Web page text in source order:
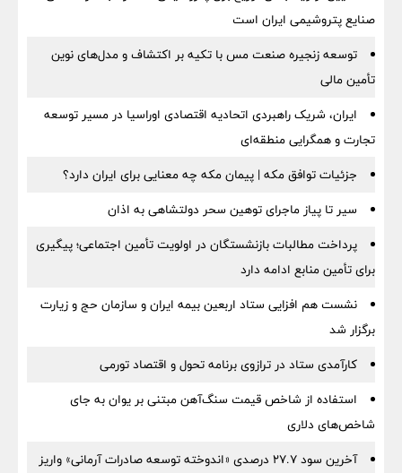
صنایع پتروشیمی ایران است
توسعه زنجیره صنعت مس با تکیه بر اکتشاف و مدل‌های نوین
تأمین مالی
ایران، شریک راهبردی اتحادیه اقتصادی اوراسیا در مسیر توسعه
تجارت و همگرایی منطقه‌ای
جزئیات توافق مکه | پیمان مکه چه معنایی برای ایران دارد؟
سیر تا پیاز ماجرای توهین سحر دولتشاهی به اذان
پرداخت مطالبات بازنشستگان در اولویت تأمین اجتماعی؛ پیگیری
برای تأمین منابع ادامه دارد
نشست هم افزایی ستاد اربعین بیمه ایران و سازمان حج و زیارت
برگزار شد
کارآمدی ستاد در ترازوی برنامه تحول و اقتصاد تورمی
استفاده از شاخص قیمت سنگ‌آهن مبتنی بر یوان به جای
شاخص‌های دلاری
آخرین سود ۲۷.۷ درصدی «اندوخته توسعه صادرات آرمانی» واریز